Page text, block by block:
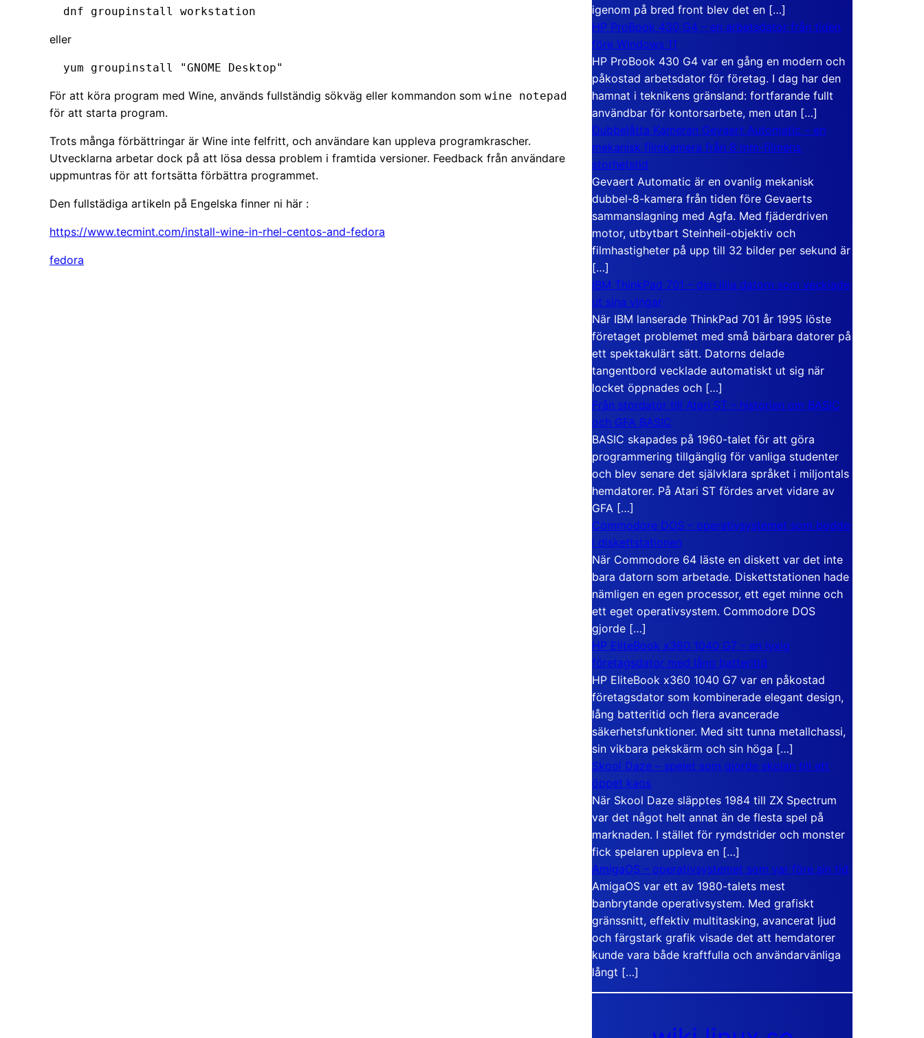
  dnf groupinstall workstation
eller
  yum groupinstall "GNOME Desktop"
För att köra program med Wine, används fullständig sökväg eller kommandon som wine notepad
för att starta program.
Trots många förbättringar är Wine inte felfritt, och användare kan uppleva programkrascher.
Utvecklarna arbetar dock på att lösa dessa problem i framtida versioner. Feedback från användare
uppmuntras för att fortsätta förbättra programmet.
Den fullstädiga artikeln på Engelska finner ni här :
https://www.tecmint.com/install-wine-in-rhel-centos-and-fedora
fedora
igenom på bred front blev det en […]
HP ProBook 430 G4 – en arbetsdator från tiden
före Windows 11
HP ProBook 430 G4 var en gång en modern och
påkostad arbetsdator för företag. I dag har den
hamnat i teknikens gränsland: fortfarande fullt
användbar för kontorsarbete, men utan […]
Dubbelåtta Kameran Gevaert Automatic – en
mekanisk filmkamera från 8 mm-filmens
storhetstid
Gevaert Automatic är en ovanlig mekanisk
dubbel-8-kamera från tiden före Gevaerts
sammanslagning med Agfa. Med fjäderdriven
motor, utbytbart Steinheil-objektiv och
filmhastigheter på upp till 32 bilder per sekund är
[…]
IBM ThinkPad 701 – den lilla datorn som vecklade
ut sina vingar
När IBM lanserade ThinkPad 701 år 1995 löste
företaget problemet med små bärbara datorer på
ett spektakulärt sätt. Datorns delade
tangentbord vecklade automatiskt ut sig när
locket öppnades och […]
Från stordator till Atari ST – historien om BASIC
och GFA BASIC
BASIC skapades på 1960-talet för att göra
programmering tillgänglig för vanliga studenter
och blev senare det självklara språket i miljontals
hemdatorer. På Atari ST fördes arvet vidare av
GFA […]
Commodore DOS – operativsystemet som bodde
i diskettstationen
När Commodore 64 läste en diskett var det inte
bara datorn som arbetade. Diskettstationen hade
nämligen en egen processor, ett eget minne och
ett eget operativsystem. Commodore DOS
gjorde […]
HP EliteBook x360 1040 G7 – en lyxig
företagsdator med lång batteritid
HP EliteBook x360 1040 G7 var en påkostad
företagsdator som kombinerade elegant design,
lång batteritid och flera avancerade
säkerhetsfunktioner. Med sitt tunna metallchassi,
sin vikbara pekskärm och sin höga […]
Skool Daze – spelet som gjorde skolan till ett
öppet kaos
När Skool Daze släpptes 1984 till ZX Spectrum
var det något helt annat än de flesta spel på
marknaden. I stället för rymdstrider och monster
fick spelaren uppleva en […]
AmigaOS – operativsystemet som var före sin tid
AmigaOS var ett av 1980-talets mest
banbrytande operativsystem. Med grafiskt
gränssnitt, effektiv multitasking, avancerat ljud
och färgstark grafik visade det att hemdatorer
kunde vara både kraftfulla och användarvänliga
långt […]